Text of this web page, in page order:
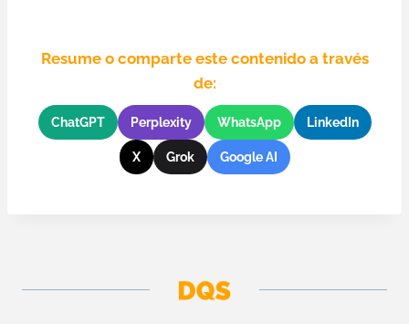
Resume o comparte este contenido a través
de:
ChatGPT Perplexity WhatsApp LinkedIn
X Grok Google AI